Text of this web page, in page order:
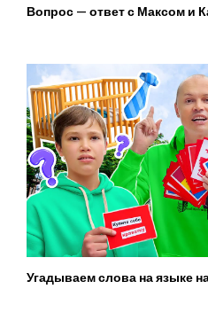
Вопрос — ответ с Максом и
Угадываем слова на языке